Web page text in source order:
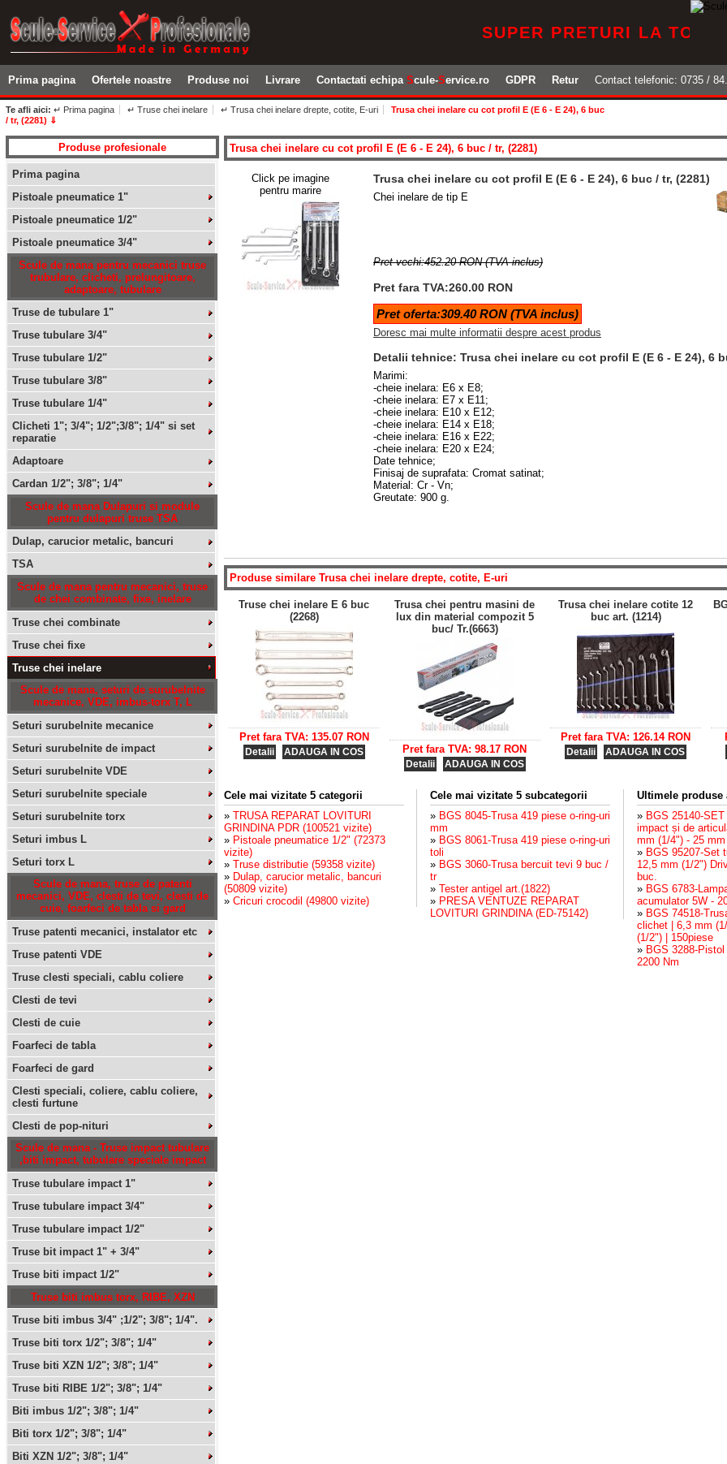
SUPER PRETURI LA TOATE
Prima pagina Ofertele noastre Produse noi Livrare Contactati echipa Scule-Service.ro GDPR Retur Contact telefonic: 0735 /
Te afli aici: ↵ Prima pagina ↵ Truse chei inelare ↵ Trusa chei inelare drepte, cotite, E-uri
Trusa chei inelare cu cot profil E (E 6 - E 24), 6 buc
/ tr, (2281) ⇓
Produse profesionale
Prima pagina
Pistoale pneumatice 1"
Pistoale pneumatice 1/2"
Pistoale pneumatice 3/4"
Scule de mana pentru mecanici truse
trubulare, clicheti, prelungitoare,
adaptoare, tubulare
Truse de tubulare 1"
Truse tubulare 3/4"
Truse tubulare 1/2"
Truse tubulare 3/8"
Truse tubulare 1/4"
Clicheti 1"; 3/4"; 1/2";3/8"; 1/4" si set
reparatie
Adaptoare
Cardan 1/2"; 3/8"; 1/4"
Scule de mana Dulapuri si module
pentru dulapuri truse TSA
Dulap, carucior metalic, bancuri
TSA
Scule de mana pentru mecanici, truse
de chei combinate, fixe, inelare
Truse chei combinate
Truse chei fixe
Truse chei inelare
Scule de mana, seturi de surubelnite
mecanice, VDE, imbus-torx T, L
Seturi surubelnite mecanice
Seturi surubelnite de impact
Seturi surubelnite VDE
Seturi surubelnite speciale
Seturi surubelnite torx
Seturi imbus L
Seturi torx L
Scule de mana, truse de patenti
mecanici, VDE, clesti de tevi, clesti de
cuie, foarfeci de tabla si gard
Truse patenti mecanici, instalator etc
Truse patenti VDE
Truse clesti speciali, cablu coliere
Clesti de tevi
Clesti de cuie
Foarfeci de tabla
Foarfeci de gard
Clesti speciali, coliere, cablu coliere,
clesti furtune
Clesti de pop-nituri
Scule de mana - Truse impact tubulare
,biti impact, tubulare speciale impact
Truse tubulare impact 1"
Truse tubulare impact 3/4"
Truse tubulare impact 1/2"
Truse bit impact 1" + 3/4"
Truse biti impact 1/2"
Truse biti imbus torx, RIBE, XZN
Truse biti imbus 3/4" ;1/2"; 3/8"; 1/4".
Truse biti torx 1/2"; 3/8"; 1/4"
Truse biti XZN 1/2"; 3/8"; 1/4"
Truse biti RIBE 1/2"; 3/8"; 1/4"
Biti imbus 1/2"; 3/8"; 1/4"
Biti torx 1/2"; 3/8"; 1/4"
Biti XZN 1/2"; 3/8"; 1/4"
Trusa chei inelare cu cot profil E (E 6 - E 24), 6 buc / tr, (2281)
Click pe imagine
pentru marire
Trusa chei inelare cu cot profil E (E 6 - E 24), 6 buc / tr, (2281)
Chei inelare de tip E
Pret vechi:452.20 RON (TVA inclus)
Pret fara TVA:260.00 RON
Pret oferta:309.40 RON (TVA inclus)
Doresc mai multe informatii despre acest produs
Detalii tehnice: Trusa chei inelare cu cot profil E (E 6 - E 24), 6
Marimi:
-cheie inelara: E6 x E8;
-cheie inelara: E7 x E11;
-cheie inelara: E10 x E12;
-cheie inelara: E14 x E18;
-cheie inelara: E16 x E22;
-cheie inelara: E20 x E24;
Date tehnice;
Finisaj de suprafata: Cromat satinat;
Material: Cr - Vn;
Greutate: 900 g.
Produse similareTrusa chei inelare drepte, cotite, E-uri
Truse chei inelare E 6 buc
(2268)
Pret fara TVA: 135.07 RON
Detalii ADAUGA IN COS
Trusa chei pentru masini de
lux din material compozit 5
buc/ Tr.(6663)
Pret fara TVA: 98.17 RON
Detalii ADAUGA IN COS
Trusa chei inelare cotite 12
buc art. (1214)
Pret fara TVA: 126.14 RON
Detalii ADAUGA IN COS
Cele mai vizitate 5 categorii
» TRUSA REPARAT LOVITURI
GRINDINA PDR (100521 vizite)
» Pistoale pneumatice 1/2" (72373
vizite)
» Truse distributie (59358 vizite)
» Dulap, carucior metalic, bancuri
(50809 vizite)
» Cricuri crocodil (49800 vizite)
Cele mai vizitate 5 subcategorii
» BGS 8045-Trusa 419 piese o-ring-uri
mm
» BGS 8061-Trusa 419 piese o-ring-uri
toli
» BGS 3060-Trusa bercuit tevi 9 buc /
tr
»Tester antigel art.(1822)
» PRESA VENTUZE REPARAT
LOVITURI GRINDINA (ED-75142)
Ultimele produse
» BGS 25140-
impact și de
mm (1/4") - 25 mm
» BGS 95207-Set
12,5 mm (1/2")
buc.
» BGS 6783-
acumulator 5W -
» BGS 74518-
clichet | 6,3 mm
(1/2") | 150piese
» BGS 3288-
2200 Nm